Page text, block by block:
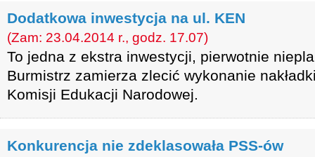
Dodatkowa inwestycja na ul. KEN
(Zam: 23.04.2014 r., godz. 17.07)
To jedna z ekstra inwestycji, pierwotnie
Burmistrz zamierza zlecić wykonanie
Komisji Edukacji Narodowej.
Konkurencja nie zdeklasowała PSS-ów